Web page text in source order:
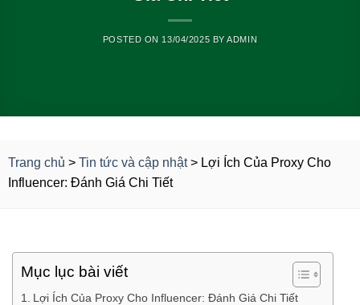
POSTED ON 13/04/2025 BYADMIN
Trang chủ > Tin tức và cập nhật> Lợi Ích Của Proxy Cho
Influencer: Đánh Giá Chi Tiết
Mục lục bài viết
Lợi Ích Của Proxy Cho Influencer: Đánh Giá Chi Tiết